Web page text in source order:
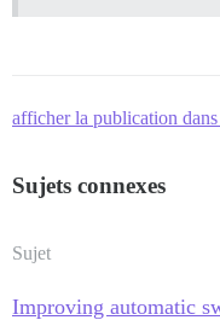
afficher la publication
Sujets connexes
Sujet
Improving automatic